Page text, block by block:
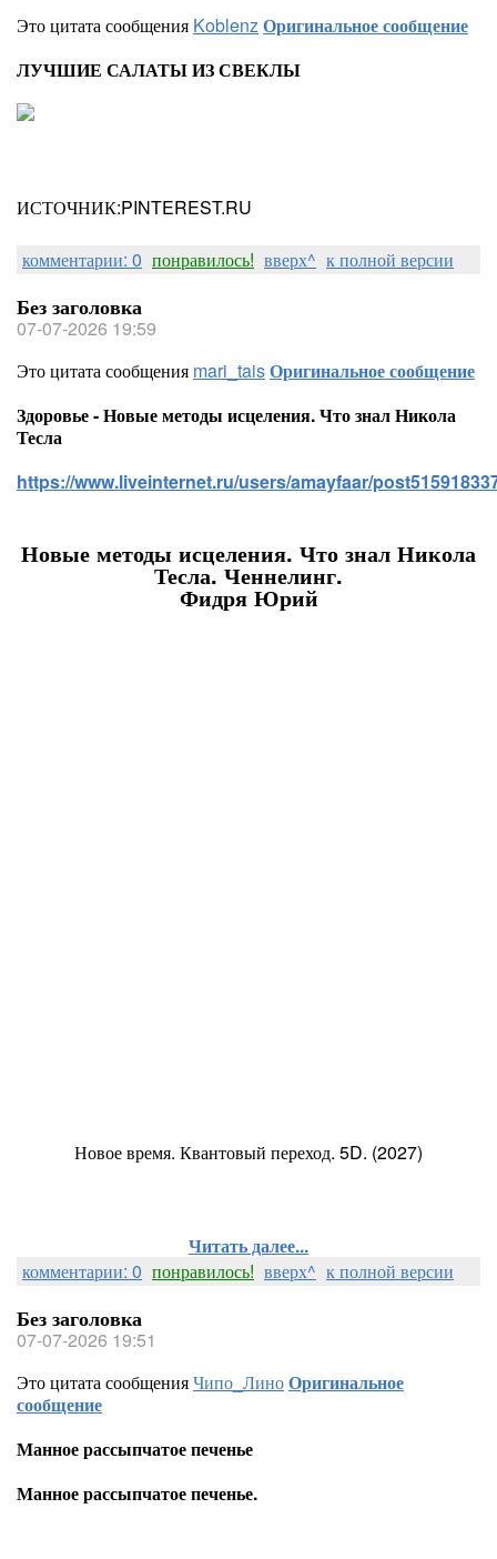
Это цитата сообщения KoblenzОригинальное сообщение
ЛУЧШИЕ САЛАТЫ ИЗ СВЕКЛЫ
ИСТОЧНИК:PINTEREST.RU
комментарии: 0 понравилось! вверх^ к полной версии
Без заголовка
07-07-2026 19:59
Это цитата сообщения mari_taisОригинальное сообщение
Здоровье - Новые методы исцеления. Что знал Никола
Тесла
https://www.liveinternet.ru/users/amayfaar/
Новые методы исцеления. Что знал Никола
Тесла. Ченнелинг.
Фидря Юрий
Новое время. Квантовый переход. 5D. (2027)
Читать далее...
комментарии: 0 понравилось! вверх^ к полной версии
Без заголовка
07-07-2026 19:51
Это цитата сообщенияЧипо_ЛиноОригинальное
сообщение
Манное рассыпчатое печенье
Манное рассыпчатое печенье.